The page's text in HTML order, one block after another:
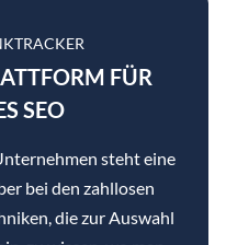
FÜR
SEO
steht eine
bei den zahllosen
die zur Auswahl